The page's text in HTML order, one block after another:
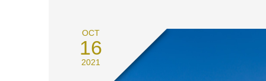
OCT
16
2021